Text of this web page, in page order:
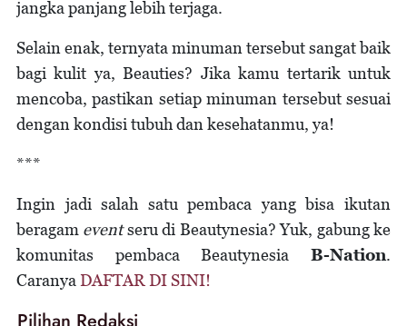
jangka panjang lebih terjaga.
Selain enak, ternyata minuman tersebut sangat baik
bagi kulit ya, Beauties? Jika kamu tertarik untuk
mencoba, pastikan setiap minuman tersebut sesuai
dengan kondisi tubuh dan kesehatanmu, ya!
***
Ingin jadi salah satu pembaca yang bisa ikutan
beragam eventseru di Beautynesia? Yuk, gabung ke
komunitas pembaca Beautynesia B-Nation.
Caranya DAFTAR DI SINI!